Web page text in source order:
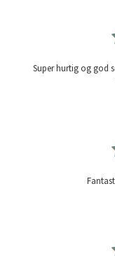
Super hurtig og god